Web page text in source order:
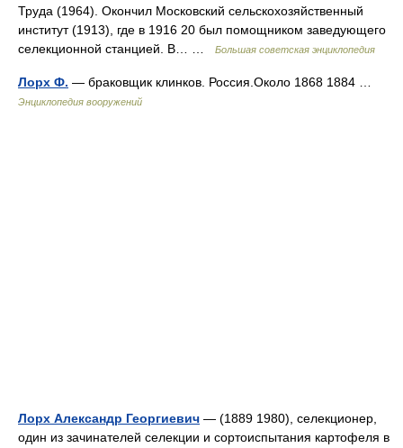
Труда (1964). Окончил Московский сельскохозяйственный
институт (1913), где в 1916 20 был помощником заведующего
селекционной станцией. В… …
Большая советская энциклопедия
Лорх Ф. — браковщик клинков. Россия.Около 1868 1884 …
Энциклопедия вооружений
Лорх Александр Георгиевич — (1889 1980), селекционер,
один из зачинателей селекции и сортоиспытания картофеля в